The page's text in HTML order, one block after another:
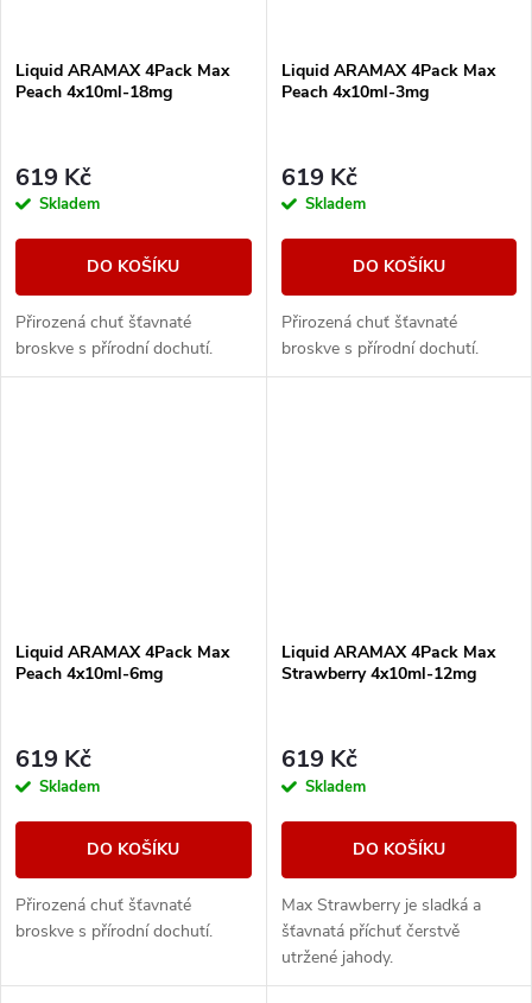
Liquid ARAMAX 4Pack Max
Peach 4x10ml-18mg
619 Kč
Skladem
DO KOŠÍKU
Přirozená chuť šťavnaté
broskve s přírodní dochutí.
Liquid ARAMAX 4Pack Max
Peach 4x10ml-3mg
619 Kč
Skladem
DO KOŠÍKU
Přirozená chuť šťavnaté
broskve s přírodní dochutí.
Liquid ARAMAX 4Pack Max
Peach 4x10ml-6mg
619 Kč
Skladem
DO KOŠÍKU
Přirozená chuť šťavnaté
broskve s přírodní dochutí.
Liquid ARAMAX 4Pack Max
Strawberry 4x10ml-12mg
619 Kč
Skladem
DO KOŠÍKU
Max Strawberry je sladká a
šťavnatá příchuť čerstvě
utržené jahody.